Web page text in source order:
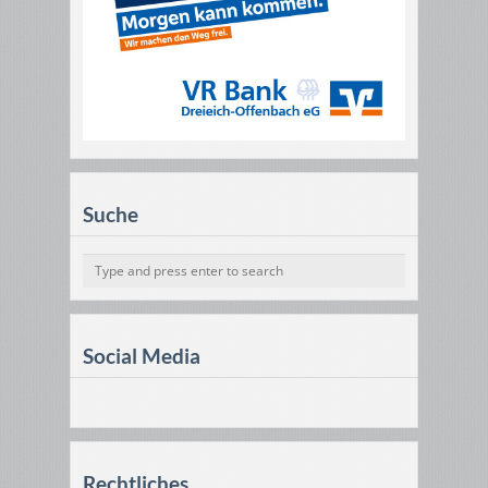
Suche
Social Media
Rechtliches